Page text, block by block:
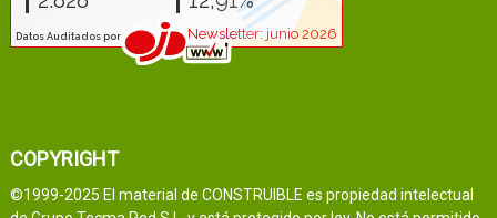
COPYRIGHT
©1999-2025 El material de CONSTRUIBLE es propiedad intelectual